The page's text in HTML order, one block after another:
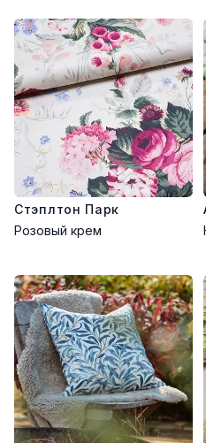
Стэплтон Парк
Розовый крем